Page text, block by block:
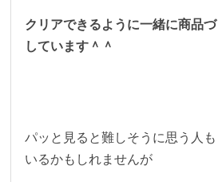
クリアできるように一緒に商品
しています＾＾
パッと見ると難しそうに思う人も
いるかもしれませんが